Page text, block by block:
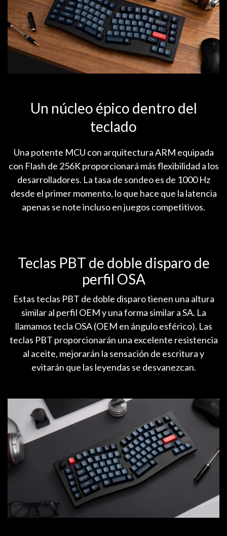
Un núcleo épico dentro del
teclado
Una potente MCU con arquitectura ARM equipada
con Flash de 256K proporcionará más flexibilidad a los
desarrolladores. La tasa de sondeo es de 1000 Hz
desde el primer momento, lo que hace que la latencia
apenas se note incluso en juegos competitivos.
Teclas PBT de doble disparo de
perfil OSA
Estas teclas PBT de doble disparo tienen una altura
similar al perfil OEM y una forma similar a SA. La
llamamos tecla OSA (OEM en ángulo esférico). Las
teclas PBT proporcionarán una excelente resistencia
al aceite, mejorarán la sensación de escritura y
evitarán que las leyendas se desvanezcan.